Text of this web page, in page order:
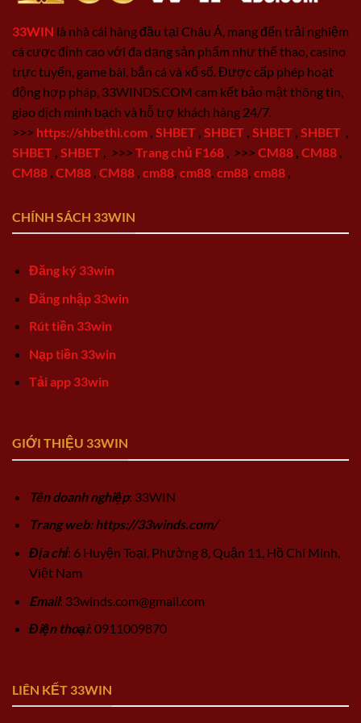
33WIN là nhà cái hàng đầu tại Châu Á, mang đến trải nghiệm
cá cược đỉnh cao với đa dạng sản phẩm như thể thao, casino
trực tuyến, game bài, bắn cá và xổ số. Được cấp phép hoạt
động hợp pháp, 33WINDS.COM cam kết bảo mật thông tin,
giao dịch minh bạch và hỗ trợ khách hàng 24/7.
>>> https://shbethi.com SHBET SHBET SHBET SHBET
SHBET SHBET >>> Trang chủ F168 >>> CM88 CM88
CM88 CM88 CM88 cm88 cm88 cm88 cm88
CHÍNH SÁCH 33WIN
Đăng ký 33win
Đăng nhập 33win
Rút tiền 33win
Nạp tiền 33win
Tải app 33win
GIỚI THIỆU 33WIN
Tên doanh nghiệp: 33WIN
Trang web: https://33winds.com/
Địa chỉ: 6 Huyện Toại, Phường 8, Quận 11, Hồ Chí Minh,
Việt Nam
Email: 33winds.com@gmail.com
Điện thoại: 0911009870
LIÊN KẾT 33WIN